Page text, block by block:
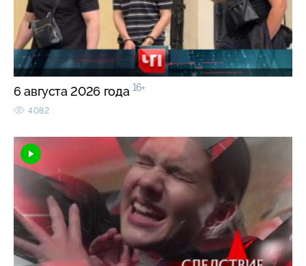
6 августа 2026 года 16+
4082